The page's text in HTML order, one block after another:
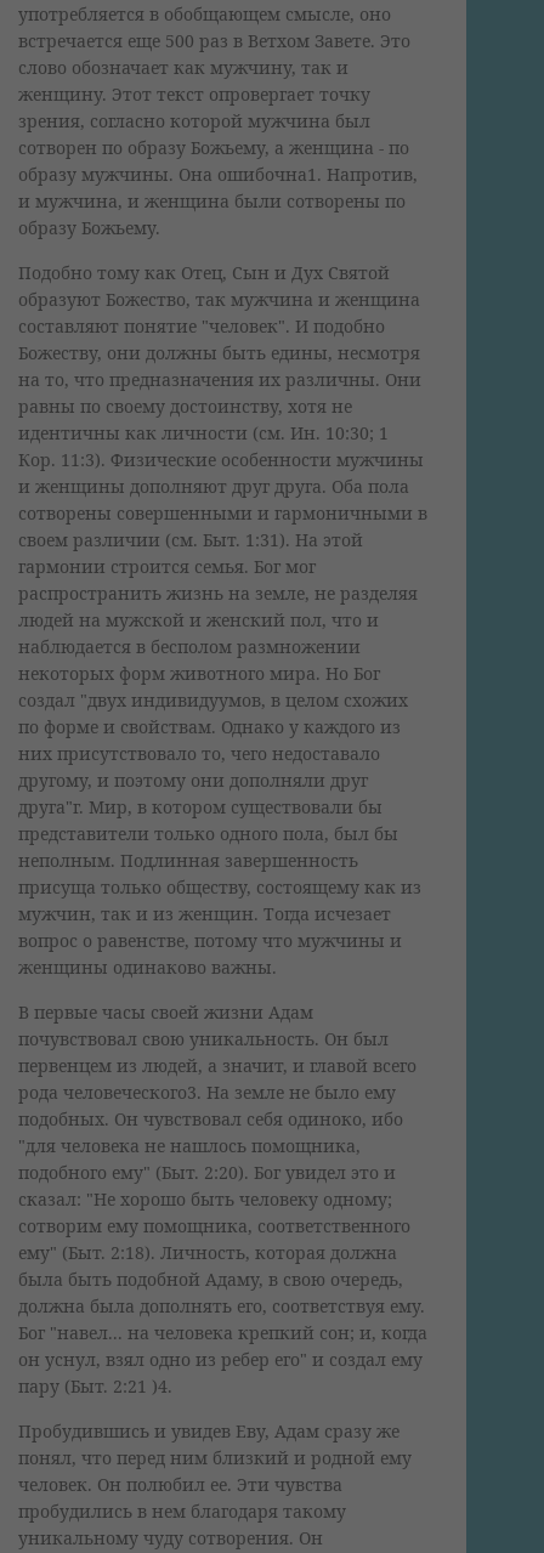
употребляется в обобщающем смысле, оно
встречается еще 500 раз в Ветхом Завете. Это
слово обозначает как мужчину, так и
женщину. Этот текст опровергает точку
зрения, согласно которой мужчина был
сотворен по образу Божьему, а женщина - по
образу мужчины. Она ошибочна1. Напротив,
и мужчина, и женщина были сотворены по
образу Божьему.
Подобно тому как Отец, Сын и Дух Святой
образуют Божество, так мужчина и женщина
составляют понятие "человек". И подобно
Божеству, они должны быть едины, несмотря
на то, что предназначения их различны. Они
равны по своему достоинству, хотя не
идентичны как личности (см. Ин. 10:30; 1
Кор. 11:3). Физические особенности мужчины
и женщины дополняют друг друга. Оба пола
сотворены совершенными и гармоничными в
своем различии (см. Быт. 1:31). На этой
гармонии строится семья. Бог мог
распространить жизнь на земле, не разделяя
людей на мужской и женский пол, что и
наблюдается в бесполом размножении
некоторых форм животного мира. Но Бог
создал "двух индивидуумов, в целом схожих
по форме и свойствам. Однако у каждого из
них присутствовало то, чего недоставало
другому, и поэтому они дополняли друг
друга"г. Мир, в котором существовали бы
представители только одного пола, был бы
неполным. Подлинная завершенность
присуща только обществу, состоящему как из
мужчин, так и из женщин. Тогда исчезает
вопрос о равенстве, потому что мужчины и
женщины одинаково важны.
В первые часы своей жизни Адам
почувствовал свою уникальность. Он был
первенцем из людей, а значит, и главой всего
рода человеческого3. На земле не было ему
подобных. Он чувствовал себя одиноко, ибо
"для человека не нашлось помощника,
подобного ему" (Быт. 2:20). Бог увидел это и
сказал: "Не хорошо быть человеку одному;
сотворим ему помощника, соответственного
ему" (Быт. 2:18). Личность, которая должна
была быть подобной Адаму, в свою очередь,
должна была дополнять его, соответствуя ему.
Бог "навел... на человека крепкий сон; и, когда
он уснул, взял одно из ребер его" и создал ему
пару (Быт. 2:21 )4.
Пробудившись и увидев Еву, Адам сразу же
понял, что перед ним близкий и родной ему
человек. Он полюбил ее. Эти чувства
пробудились в нем благодаря такому
уникальному чуду сотворения. Он